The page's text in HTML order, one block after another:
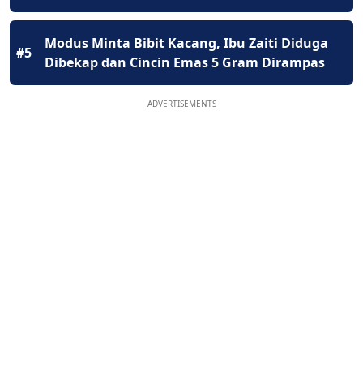
#5
Modus Minta Bibit Kacang, Ibu Zaiti Diduga
Dibekap dan Cincin Emas 5 Gram Dirampas
ADVERTISEMENTS